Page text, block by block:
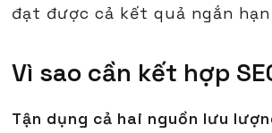
đạt được cả kết quả ngắn hạn
Vì sao cần kết hợp
Tận dụng cả hai nguồn lưu